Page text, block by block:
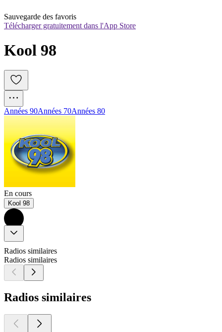
Sauvegarde des favoris
Télécharger gratuitement dans l'App Store
Années 90Années 70Années 80
En cours
Kool 98
Radios similaires
Radios similaires
Radios similaires